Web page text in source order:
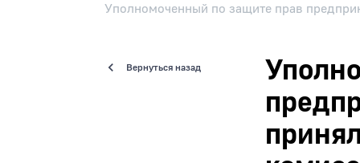
Уполномоченный по защите прав
Вернуться назад